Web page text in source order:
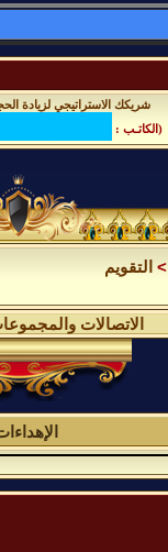
شريكك الاستراتيجي لزيادة
(الكاتـب :
> التقويم
الاتصالات